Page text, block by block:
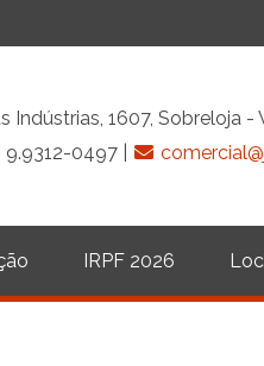
Indústrias, 1607, Sobreloja
9.9312-0497 |
IRPF 2026